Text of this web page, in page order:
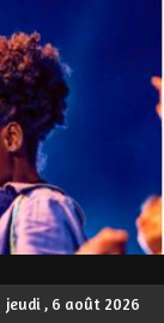
jeudi , 6 août 2026